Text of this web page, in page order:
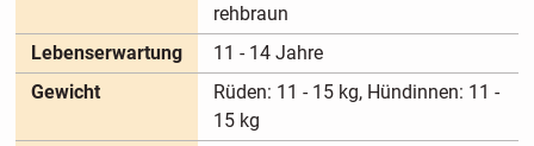
rehbraun
Lebenserwartung
11 - 14 Jahre
Gewicht
Rüden: 11 - 15 kg, Hündinnen: 11 -
15 kg